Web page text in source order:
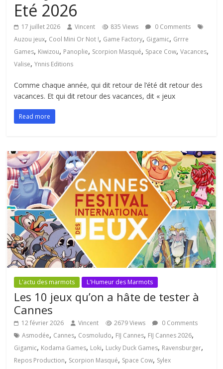
Eté 2026
17 juillet 2026 Vincent 835 Views
0 Comments
Auzou jeux, Cool Mini Or Not !, Game Factory, Gigamic, Grrre
Games, Kiwizou, Panoplie, Scorpion Masqué, Space Cow,Vacances,
Valise,Ynnis Editions
Comme chaque année, qui dit retour de l’été dit retour des
vacances. Et qui dit retour des vacances, dit « jeux
Read more
L'actu des marmots L'Humeur des Marmots
Les 10 jeux qu’on a hâte de tester à
Cannes
12 février 2026 Vincent 2679 Views
0 Comments
Asmodée, Cannes, Cosmoludo, FIJ Cannes, FIJ Cannes 2026,
Gigamic, Kodama Games, Loki, Lucky Duck Games, Ravensburger,
Repos Production, Scorpion Masqué, Space Cow, Sylex